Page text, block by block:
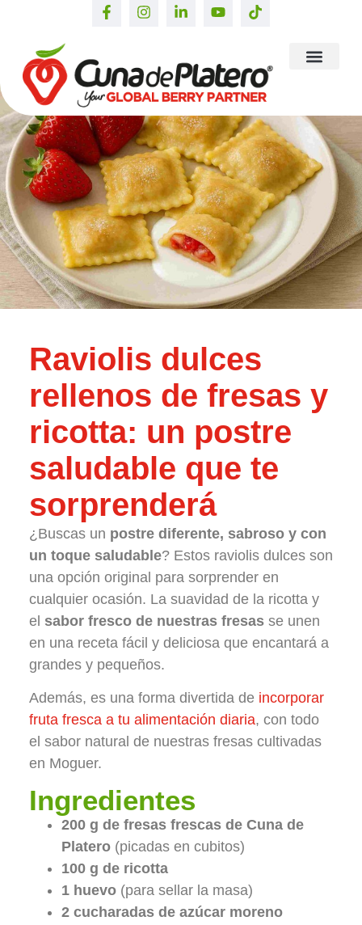
Raviolis dulces
rellenos de fresas y
ricotta: un postre
saludable que te
sorprenderá
¿Buscas un postre diferente, sabroso y con
un toque saludable? Estos raviolis dulces son
una opción original para sorprender en
cualquier ocasión. La suavidad de la ricotta y
el sabor fresco de nuestras fresasse unen
en una receta fácil y deliciosa que encantará a
grandes y pequeños.
Además, es una forma divertida de incorporar
fruta fresca a tu alimentación diaria, con todo
el sabor natural de nuestras fresas cultivadas
en Moguer.
Ingredientes
200 g de fresas frescas de Cuna de
Platero(picadas en cubitos)
100 g de ricotta
1 huevo(para sellar la masa)
2 cucharadas de azúcar moreno